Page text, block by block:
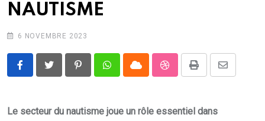
NAUTISME
6 NOVEMBRE 2023
PinterestWhatsappCloud StumbleUpon
Print
Share
Le secteur du nautisme joue un rôle essentiel dans